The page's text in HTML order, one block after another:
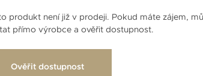
produkt není již v prodeji. Pokud máte zájem,
přímo výrobce a ověřit dostupnost.
Ověřit dostupnost